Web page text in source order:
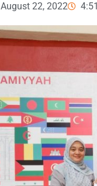
August 22, 2022